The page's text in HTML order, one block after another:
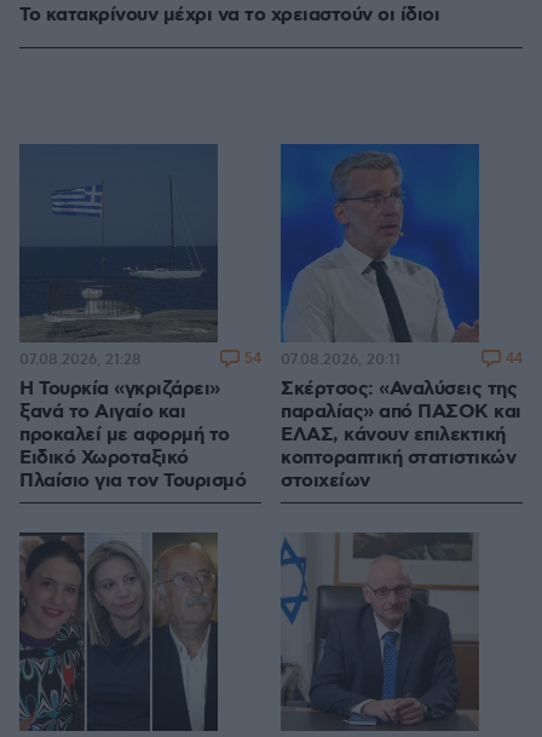
Το κατακρίνουν μέχρι να το χρειαστούν οι ίδιοι
Η Τουρκία «γκριζάρει»
ξανά το Αιγαίο και
προκαλεί με αφορμή το
Ειδικό Χωροταξικό
Πλαίσιο για τον Τουρισμό
07.08.2026, 21:28 54
Σκέρτσος: «Αναλύσεις της
παραλίας» από ΠΑΣΟΚ και
ΕΛΑΣ, κάνουν επιλεκτική
κοπτοραπτική στατιστικών
στοιχείων
07.08.2026, 20:11 44